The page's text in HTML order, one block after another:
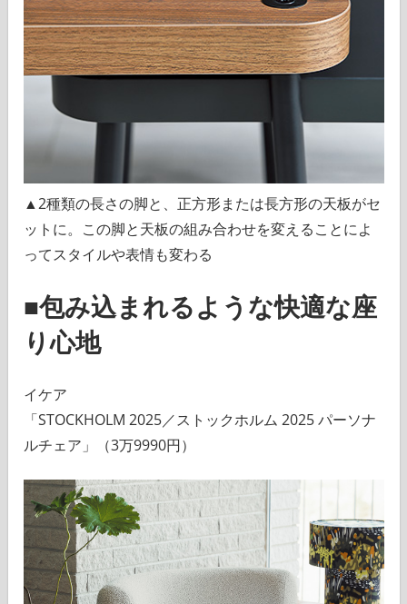
▲2種類の長さの脚と、正方形または長方形の天板がセ
ットに。この脚と天板の組み合わせを変えることによ
ってスタイルや表情も変わる
■包み込まれるような快適な座
り心地
イケア
「STOCKHOLM 2025／ストックホルム 2025 パーソナ
ルチェア」（3万9990円）